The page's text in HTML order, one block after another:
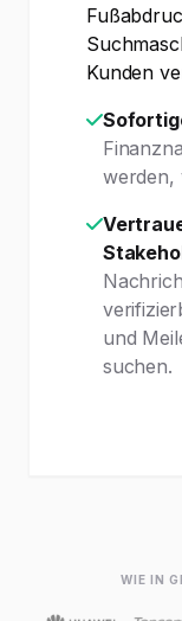
Kunden
werden,
und
suchen.
WIE IN